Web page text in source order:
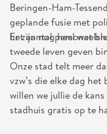
Beringen-Ham-
geplande fusie met
het aantal
Er zijn nog heel wat
tweede leven geven
Onze stad telt meer
vzw’s die elke dag
willen we jullie de
stadhuis gratis op te